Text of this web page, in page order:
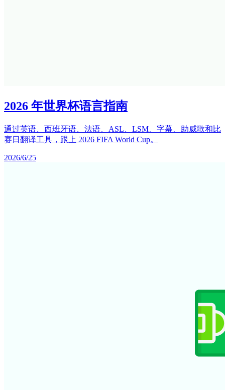
2026 年世界杯语言指南
通过英语、西班牙语、法语、ASL、LSM、字幕、助威歌和比
赛日翻译工具，跟上 2026 FIFA World Cup。
2026/6/25